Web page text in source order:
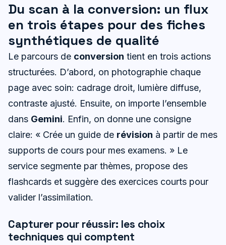
Du scan à la conversion: un flux
en trois étapes pour des fiches
synthétiques de qualité
Le parcours de conversion tient en trois actions
structurées. D’abord, on photographie chaque
page avec soin: cadrage droit, lumière diffuse,
contraste ajusté. Ensuite, on importe l’ensemble
dans Gemini. Enfin, on donne une consigne
claire: « Crée un guide de révision à partir de mes
supports de cours pour mes examens. » Le
service segmente par thèmes, propose des
flashcards et suggère des exercices courts pour
valider l’assimilation.
Capturer pour réussir: les choix
techniques qui comptent